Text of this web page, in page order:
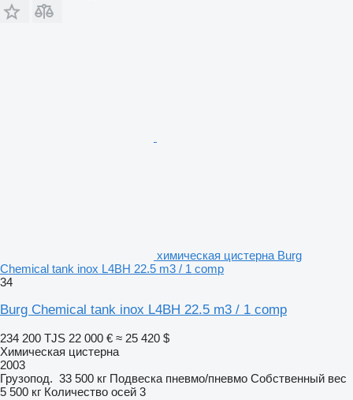
химическая цистерна Burg
Chemical tank inox L4BH 22.5 m3 / 1 comp
34
Burg Chemical tank inox L4BH 22.5 m3 / 1 comp
234 200 TJS 22 000 € ≈ 25 420 $
Химическая цистерна
2003
Грузопод. 33 500 кг Подвеска пневмо/пневмо Собственный вес
5 500 кг Количество осей 3